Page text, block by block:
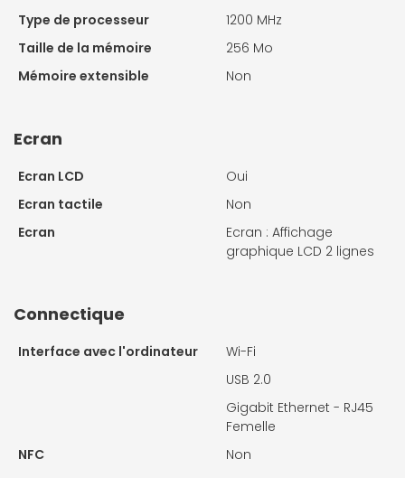
Type de processeur
1200 MHz
Taille de la mémoire
256 Mo
Mémoire extensible
Non
Ecran
Ecran LCD
Oui
Ecran tactile
Non
Ecran
Ecran : Affichage
graphique LCD 2 lignes
Connectique
Interface avec l'ordinateur
Wi-Fi
USB 2.0
Gigabit Ethernet - RJ45
Femelle
NFC
Non